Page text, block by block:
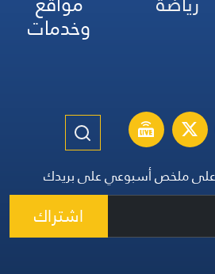
وخدمات
على ملخص أسبوعي على بريدك
اشتراك